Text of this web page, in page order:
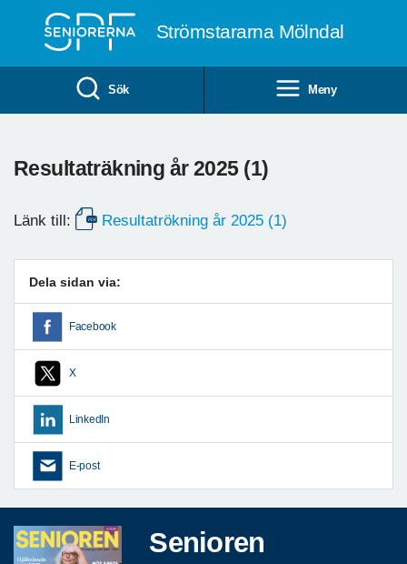
Strömstararna Mölndal
Sök Meny
Resultaträkning år 2025 (1)
Länk till: Resultatrökning år 2025 (1)
Dela sidan via:
Facebook
X
LinkedIn
E-post
Senioren